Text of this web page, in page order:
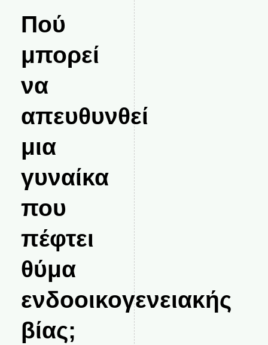
Πού
μπορεί
να
απευθυνθεί
μια
γυναίκα
που
πέφτει
θύμα
ενδοοικογενειακής
βίας;